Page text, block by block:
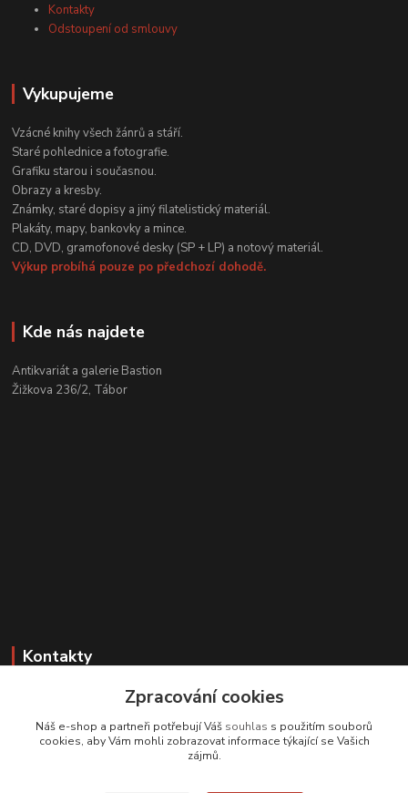
Kontakty
Odstoupení od smlouvy
Vykupujeme
Vzácné knihy všech žánrů a stáří.
Staré pohlednice a fotografie.
Grafiku starou i současnou.
Obrazy a kresby.
Známky, staré dopisy a jiný filatelistický materiál.
Plakáty, mapy, bankovky a mince.
CD, DVD, gramofonové desky (SP + LP) a notový materiál.
Výkup probíhá pouze po předchozí dohodě.
Kde nás najdete
Antikvariát a galerie Bastion
Žižkova 236/2, Tábor
Kontakty
Zákaznická podpora
+420 608 331 344
(Po-Pá, 11-17 hod.; So, 9-12 hod.)
Zpracování cookies
Náš e-shop a partneři potřebují Váš souhlas s použitím souborů
cookies, aby Vám mohli zobrazovat informace týkající se Vašich
zájmů.